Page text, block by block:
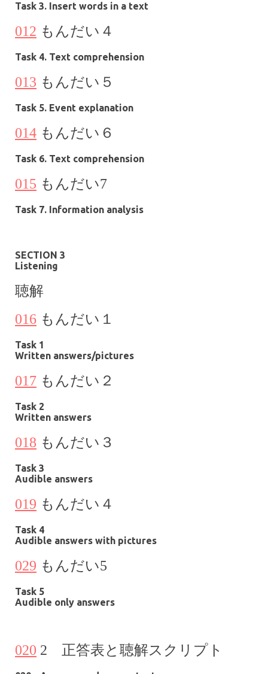
Task 3. Insert words in a text
012 もんだい ４
Task 4. Text comprehension
013 もんだい ５
Task 5. Event explanation
014 もんだい６
Task 6. Text comprehension
015 もんだい7
Task 7. Information analysis
SECTION 3
Listening
聴解
016 もんだい１
Task 1
Written answers/pictures
017 もんだい ２
Task 2
Written answers
018 もんだい ３
Task 3
Audible answers
019 もんだい ４
Task 4
Audible answers with pictures
029 もんだい5
Task 5
Audible only answers
020 2 正答表と聴解スクリプト